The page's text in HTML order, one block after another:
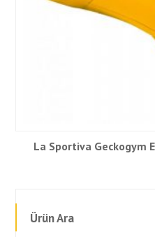
La Sportiva Geckogym
Ürün Ara